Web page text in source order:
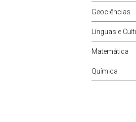
Geociências
Línguas e
Matemática
Química